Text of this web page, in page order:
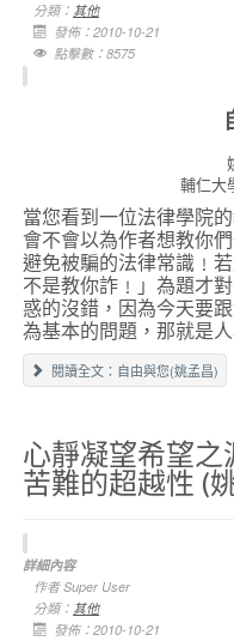
分類： 其他
發佈：2010-10-21
點擊數：8575
輔仁大
當您看到一位法律學院
會不會以為作者想教你
避免被騙的法律常識﹗
不是教你詐﹗」為題才
惑的沒錯，因為今天要
為基本的問題，那就是
閱讀全文：自由與您(姚孟昌)
心靜凝望希望
苦難的超越性 (
詳細內容
作者Super User
分類： 其他
發佈：2010-10-21